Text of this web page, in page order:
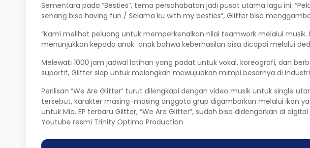
Sementara pada “Besties”, tema persahabatan jadi pusat utama lagu ini.
senang bisa having fun / Selama ku with my besties”, Glitter bisa
“Kami melihat peluang untuk memperkenalkan nilai teamwork melalui
menunjukkan kepada anak-anak bahwa keberhasilan bisa dicapai melalui
Melewati 1000 jam jadwal latihan yang padat untuk vokal, koreografi, dan
suportif, Glitter siap untuk melangkah mewujudkan mimpi besarnya di
Perilisan “We Are Glitter” turut dilengkapi dengan video musik untuk single
tersebut, karakter masing-masing anggota grup digambarkan melalui ikon
untuk Mia. EP terbaru Glitter, “We Are Glitter”, sudah bisa didengarkan di
Youtube resmi Trinity Optima Production